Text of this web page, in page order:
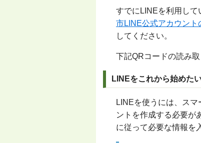
すでにLINEを利用して
市LINE公式アカウント
してください。
下記QRコードの読み
LINEをこれから始めた
LINEを使うには、ス
ントを作成する必要が
に従って必要な情報を